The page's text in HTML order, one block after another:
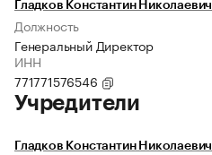
Гладков Константин Николаевич
Должность
Генеральный Директор
ИНН
771771576546
Учредители
Гладков Константин Николаевич